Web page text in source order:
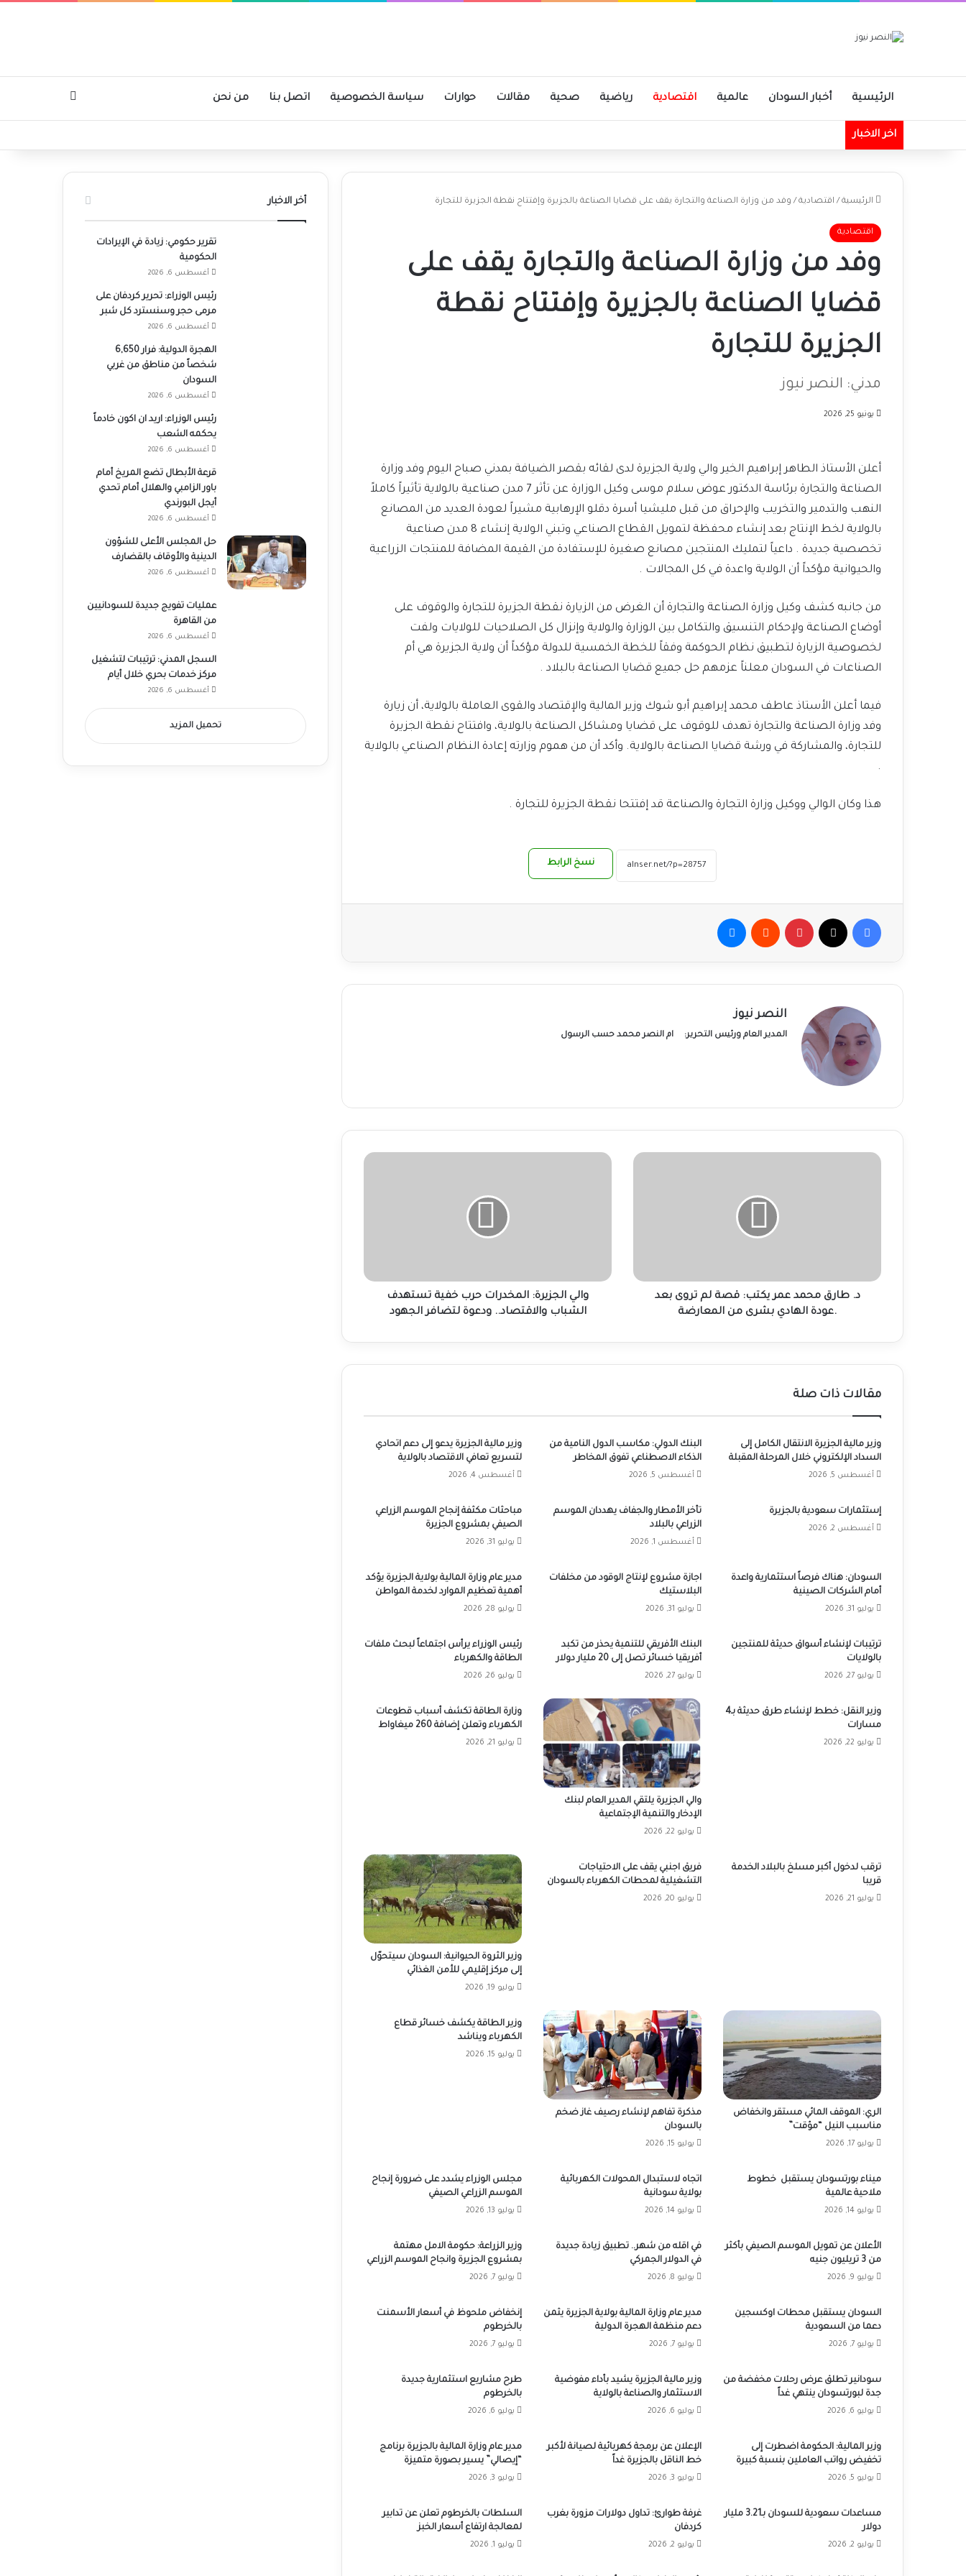
الرئيسية أخبار السودان عالمية اقتصادية رياضية صحية مقالات حوارات سياسة الخصوصية اتصل بنا من نحن
اخر الاخبار
الرئيسية / اقتصادية / وفد من وزارة الصناعة والتجارة يقف على قضايا الصناعة بالجزيرة وإفتتاح نقطة الجزيرة للتجارة
اقتصادية
وفد من وزارة الصناعة والتجارة يقف على
قضايا الصناعة بالجزيرة وإفتتاح نقطة
الجزيرة للتجارة
مدني: النصر نيوز
يونيو 25, 2026
أعلن الأستاذ الطاهر إبراهيم الخير والي ولاية الجزيرة لدى لقائه بقصر الضيافة بمدني صباح اليوم وفد وزارة
الصناعة والتجارة برئاسة الدكتور عوض سلام موسى وكيل الوزارة عن تأثر 7 مدن صناعية بالولاية تأثيراً كاملاً
النهب والتدمير والتخريب والإحراق من قبل مليشيا أسرة دقلو الإرهابية مشيراً لعودة العديد من المصانع
بالولاية لخط الإنتاج بعد إنشاء محفظة لتمويل القطاع الصناعي وتبني الولاية إنشاء 8 مدن صناعية
تخصصية جديدة . داعياً لتمليك المنتجين مصانع صغيرة للإستفادة من القيمة المضافة للمنتجات الزراعية
والحيوانية مؤكداً أن الولاية واعدة في كل المجالات .
من جانبه كشف وكيل وزارة الصناعة والتجارة أن الغرض من الزيارة نقطة الجزيرة للتجارة والوقوف على
أوضاع الصناعة ولإحكام التنسيق والتكامل بين الوزارة والولاية وإنزال كل الصلاحيات للولايات ولفت
لخصوصية الزيارة لتطبيق نظام الحوكمة وفقاً للخطة الخمسية للدولة مؤكداً أن ولاية الجزيرة هي أم
الصناعات في السودان معلناً عزمهم حل جميع قضايا الصناعة بالبلاد .
فيما أعلن الأستاذ عاطف محمد إبراهيم أبو شوك وزير المالية والإقتصاد والقوى العاملة بالولاية، أن زيارة
وفد وزارة الصناعة والتجارة تهدف للوقوف على قضايا ومشاكل الصناعة بالولاية، وافتتاح نقطة الجزيرة
للتجارة، والمشاركة في ورشة قضايا الصناعة بالولاية. وأكد أن من هموم وزارته إعادة النظام الصناعي بالولاية
.
هذا وكان الوالي ووكيل وزارة التجارة والصناعة قد إفتتحا نقطة الجزيرة للتجارة .
نسخ الرابط
فيسبوك بينتيريست
النصر نيوز
المدير العام ورئيس التحرير: ام النصر محمد حسب الرسول
د.
بعد
من
د. طارق محمد عمر يكتب: قصة لم تروى بعد
.عودة الهادي بشرى من المعارضة
والي
ودعوة
لتضافر
الجهود
والي الجزيرة: المخدرات حرب خفية تستهدف
الشباب والاقتصاد.. ودعوة لتضافر الجهود
مقالات ذات صلة
وزير مالية الجزيرة الانتقال الكامل إلى
السداد الإلكتروني خلال المرحلة المقبلة
أغسطس 5, 2026
البنك الدولي: مكاسب الدول النامية من
الذكاء الاصطناعي تفوق المخاطر
أغسطس 5, 2026
وزير مالية الجزيرة يدعو إلى دعم اتحادي
لتسريع تعافي الاقتصاد بالولاية
أغسطس 4, 2026
إستثمارات سعودية بالجزيرة
أغسطس 2, 2026
تأخر الأمطار والجفاف يهددان الموسم
الزراعي بالبلاد
أغسطس 1, 2026
مباحثات مكثفة إنجاح الموسم الزراعي
الصيفي بمشروع الجزيرة
يوليو 31, 2026
السودان: هناك فرصاً استثمارية واعدة
أمام الشركات الصينية
يوليو 31, 2026
اجازة مشروع لإنتاج الوقود من مخلفات
البلاستيك
يوليو 31, 2026
مدير عام وزارة المالية بولاية الجزيرة يؤكد
أهمية تعظيم الموارد لخدمة المواطن
يوليو 28, 2026
ترتيبات لإنشاء أسواق حديثة للمنتجين
بالولايات
يوليو 27, 2026
البنك الأفريقي للتنمية يحذر من تكبد
أفريقيا خسائر تصل إلى 20 مليار دولار
يوليو 27, 2026
رئيس الوزراء يرأس اجتماعاً لبحث ملفات
الطاقة والكهرباء
يوليو 26, 2026
وزير النقل: خطط لإنشاء طرق حديثة بـ4
مسارات
يوليو 22, 2026
والي الجزيرة يلتقي المدير العام لبنك
الإدخار والتنمية الإجتماعية
يوليو 22, 2026
وزارة الطاقة تكشف أسباب قطوعات
الكهرباء وتعلن إضافة 260 ميغاواط
يوليو 21, 2026
ترقب لدخول أكبر مسلخ بالبلاد الخدمة
قريبا
يوليو 21, 2026
فريق اجنبي يقف على الاحتياجات
التشغيلية لمحطات الكهرباء بالسودان
يوليو 20, 2026
وزير الثروة الحيوانية: السودان سيتحوّل
إلى مركز إقليمي للأمن الغذائي
يوليو 19, 2026
الري: الموقف المائي مستقر وانخفاض
مناسبب النيل “مؤقت”
يوليو 17, 2026
مذكرة تفاهم لإنشاء رصيف غاز ضخم
بالسودان
يوليو 15, 2026
وزير الطاقة يكشف خسائر قطاع
الكهرباء ويناشد
يوليو 15, 2026
ميناء بورتسودان يستقبل خطوط
ملاحية عالمية
يوليو 14, 2026
اتجاه لاستبدال المحولات الكهربائية
بولاية سودانية
يوليو 14, 2026
مجلس الوزراء يشدد على ضرورة إنجاح
الموسم الزراعي الصيفي
يوليو 13, 2026
الأعلان عن تمويل الموسم الصيفي بأكثر
من 3 تريليون جنيه
يوليو 9, 2026
في اقله من شهر.. تطبيق زيادة جديدة
في الدولار الجمركي
يوليو 8, 2026
وزير الزراعة: حكومة الامل مهتمة
بمشروع الجزيرة وانجاح الموسم الزراعي
يوليو 7, 2026
السودان يستقبل محطات اوكسجين
دعما من السعودية
يوليو 7, 2026
مدير عام وزارة المالية بولاية الجزيرة يثمن
دعم منظمة الهجرة الدولية
يوليو 7, 2026
إنخفاض ملحوظ في أسعار الأسمنت
بالخرطوم
يوليو 7, 2026
سودانير تطلق عرض رحلات مخفضة من
جدة لبورتسودان ينتهي غداً
يوليو 6, 2026
وزير مالية الجزيرة يشيد بأداء مفوضية
الاستثمار والصناعة بالولاية
يوليو 6, 2026
طرح مشاريع استثمارية جديدة
بالخرطوم
يوليو 6, 2026
وزير المالية: الحكومة اضطرت إلى
تخفيض رواتب العاملين بنسبة كبيرة
يوليو 5, 2026
الإعلان عن برمجة كهربائية لصيانة لأكبر
خط الناقل بالجزيرة غداً
يوليو 3, 2026
مدير عام وزارة المالية بالجزيرة برنامج
“إيصالي” يسير بصورة متميزة
يوليو 3, 2026
مساعدات سعودية للسودان بـ3.21 مليار
دولار
يوليو 2, 2026
غرفة طوارئ: تداول دولارات مزورة بغرب
كردفان
يوليو 2, 2026
السلطات بالخرطوم تعلن عن تدابير
لمعالجة ارتفاع أسعار الخبز
يوليو 1, 2026
أخر الاخبار
تقرير حكومي: زيادة في الإيرادات
الحكومية
أغسطس 6, 2026
رئيس الوزراء: تحرير كردفان على
مرمى حجر وسنسترد كل شبر
أغسطس 6, 2026
الهجرة الدولية: فرار 6,650
شخصاً من مناطق من غربي
السودان
أغسطس 6, 2026
رئيس الوزراء: اريد ان اكون خادماً
يحكمه الشعب
أغسطس 6, 2026
قرعة الأبطال تضع المريخ أمام
باور الزامبي والهلال أمام تحدي
أيجل البورندي
أغسطس 6, 2026
حل المجلس الأعلى للشؤون
الدينية والأوقاف بالقضارف
أغسطس 6, 2026
عمليات تفويج جديدة للسودانيين
من القاهرة
أغسطس 6, 2026
السجل المدني: ترتيبات لتشغيل
مركز خدمات بحري خلال أيام
أغسطس 6, 2026
تحميل المزيد